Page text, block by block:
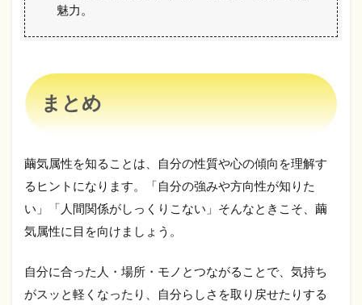
魅力。
まとめ
繭気属性を知ることは、自分の性質や心の傾向を理解す
るヒントになります。「自分の強みや方向性が知りた
い」「人間関係がしっくりこない」そんなときこそ、繭
気属性に目を向けましょう。
自分に合った人・場所・モノとつながることで、気持ち
がスッと軽くなったり、自分らしさを取り戻せたりする